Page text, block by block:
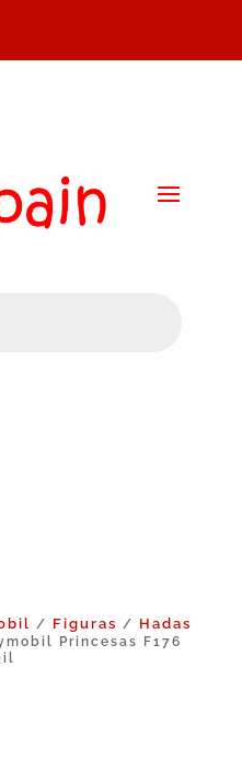
/ Figuras / Hadas
Princesas F176